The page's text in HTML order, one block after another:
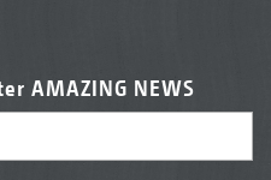
AMAZING NEWS